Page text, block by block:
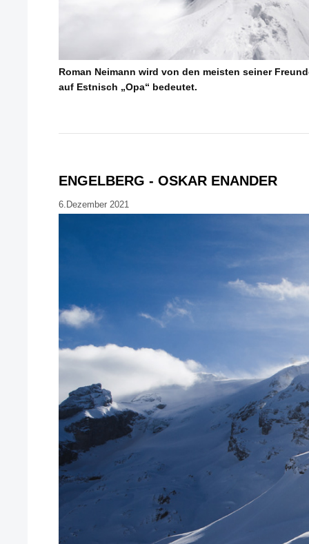
Roman Neimann wird von den meisten seiner
auf Estnisch „Opa“ bedeutet.
ENGELBERG - OSKAR ENANDER
6.Dezember 2021